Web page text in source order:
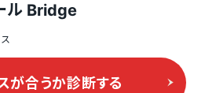
ル Bridge
が合うか診断する